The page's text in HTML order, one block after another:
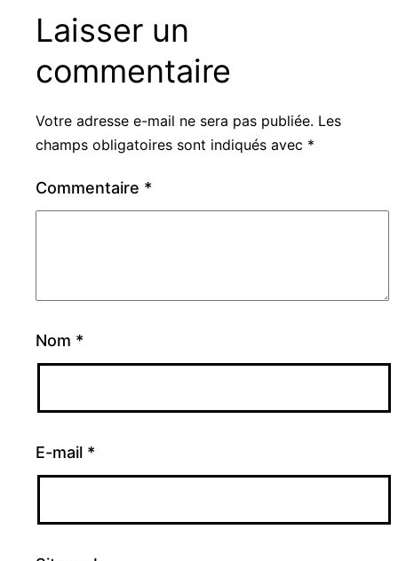
Laisser un
commentaire
Votre adresse e-mail ne sera pas publiée. Les
champs obligatoires sont indiqués avec *
Commentaire *
Nom *
E-mail *